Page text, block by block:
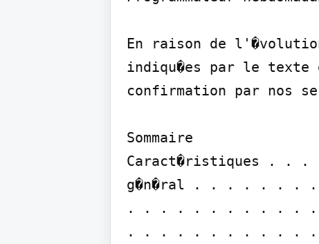
En raison de
indiqu�es par le texte
confirmation par nos
Sommaire
Caract�ristiques
g�n�ral . . . . . .
. . . . . . . . . . . . .
. . . . . . . . . . . . .